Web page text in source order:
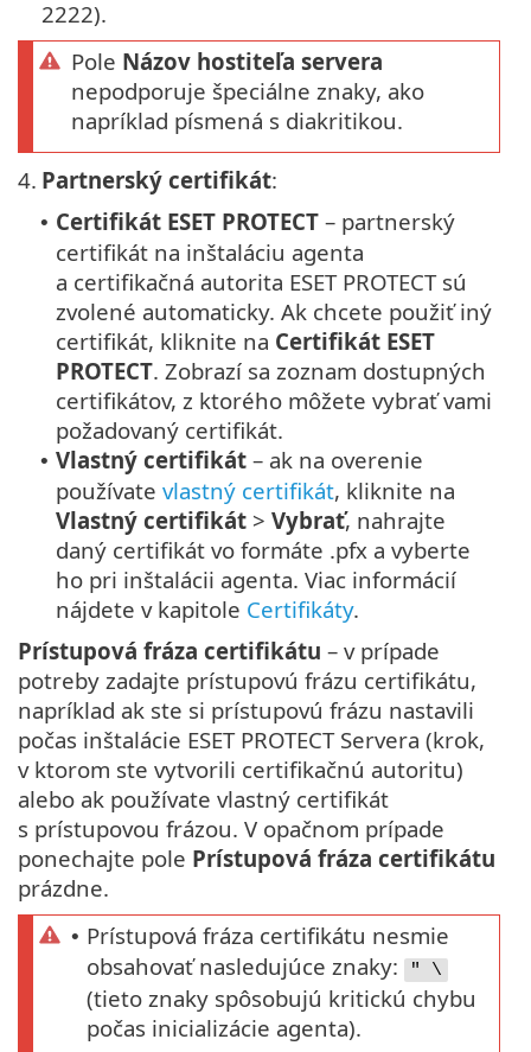
2222).
Pole Názov hostiteľa servera
nepodporuje špeciálne znaky, ako
napríklad písmená s diakritikou.
4. Partnerský certifikát:
• Certifikát ESET PROTECT – partnerský
certifikát na inštaláciu agenta
a certifikačná autorita ESET PROTECT sú
zvolené automaticky. Ak chcete použiť iný
certifikát, kliknite na Certifikát ESET
PROTECT. Zobrazí sa zoznam dostupných
certifikátov, z ktorého môžete vybrať vami
požadovaný certifikát.
• Vlastný certifikát – ak na overenie
používate vlastný certifikát, kliknite na
Vlastný certifikát > Vybrať, nahrajte
daný certifikát vo formáte .pfx a vyberte
ho pri inštalácii agenta. Viac informácií
nájdete v kapitole Certifikáty.
Prístupová fráza certifikátu – v prípade
potreby zadajte prístupovú frázu certifikátu,
napríklad ak ste si prístupovú frázu nastavili
počas inštalácie ESET PROTECT Servera (krok,
v ktorom ste vytvorili certifikačnú autoritu)
alebo ak používate vlastný certifikát
s prístupovou frázou. V opačnom prípade
ponechajte pole Prístupová fráza certifikátu
prázdne.
• Prístupová fráza certifikátu nesmie
obsahovať nasledujúce znaky:
" \
(tieto znaky spôsobujú kritickú chybu
počas inicializácie agenta).